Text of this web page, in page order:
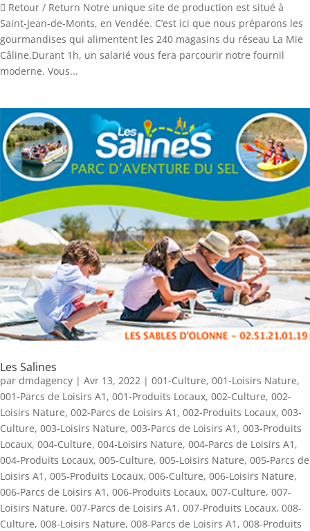
 Retour / Return Notre unique site de production est situé à
Saint-Jean-de-Monts, en Vendée. C’est ici que nous préparons les
gourmandises qui alimentent les 240 magasins du réseau La Mie
Câline.Durant 1h, un salarié vous fera parcourir notre fournil
moderne. Vous...
Les Salines
par dmdagency | Avr 13, 2022 | 001-Culture, 001-Loisirs Nature,
001-Parcs de Loisirs A1 , 001-Produits Locaux, 002-Culture, 002-
Loisirs Nature, 002-Parcs de Loisirs A1 , 002-Produits Locaux, 003-
Culture, 003-Loisirs Nature, 003-Parcs de Loisirs A1 , 003-Produits
Locaux, 004-Culture, 004-Loisirs Nature, 004-Parcs de Loisirs A1 ,
004-Produits Locaux, 005-Culture, 005-Loisirs Nature, 005-Parcs de
Loisirs A1 , 005-Produits Locaux, 006-Culture, 006-Loisirs Nature,
006-Parcs de Loisirs A1 , 006-Produits Locaux, 007-Culture, 007-
Loisirs Nature, 007-Parcs de Loisirs A1 , 007-Produits Locaux, 008-
Culture, 008-Loisirs Nature, 008-Parcs de Loisirs A1 , 008-Produits